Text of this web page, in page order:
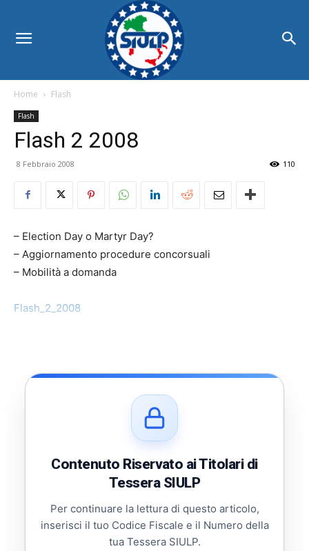
Home Flash
Flash
Flash 2 2008
8 Febbraio 2008 110
– Election Day o Martyr Day?
– Aggiornamento procedure concorsuali
– Mobilità a domanda
Flash_2_2008
Contenuto Riservato ai Titolari di
Tessera SIULP
Per continuare la lettura di questo articolo,
inserisci il tuo Codice Fiscale e il Numero della
tua Tessera SIULP.